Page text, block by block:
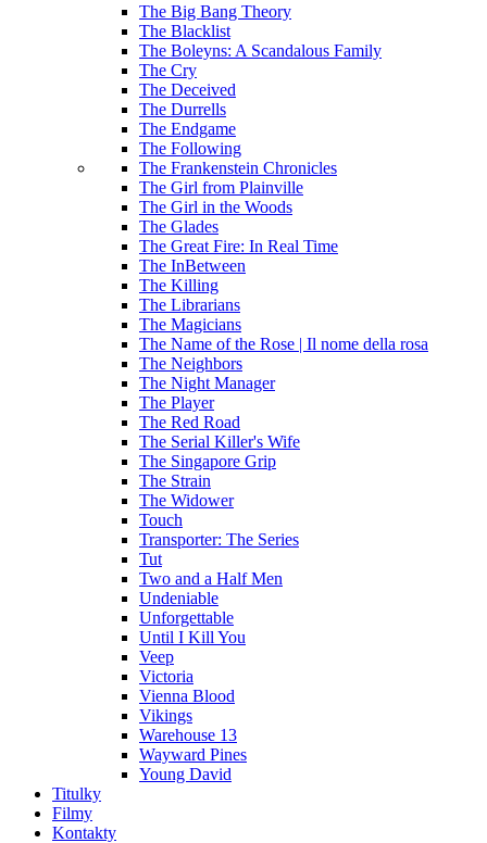
The Big Bang Theory
The Blacklist
The Boleyns: A Scandalous Family
The Cry
The Deceived
The Durrells
The Endgame
The Following
The Frankenstein Chronicles
The Girl from Plainville
The Girl in the Woods
The Glades
The Great Fire: In Real Time
The InBetween
The Killing
The Librarians
The Magicians
The Name of the Rose | Il nome della rosa
The Neighbors
The Night Manager
The Player
The Red Road
The Serial Killer's Wife
The Singapore Grip
The Strain
The Widower
Touch
Transporter: The Series
Tut
Two and a Half Men
Undeniable
Unforgettable
Until I Kill You
Veep
Victoria
Vienna Blood
Vikings
Warehouse 13
Wayward Pines
Young David
Titulky
Filmy
Kontakty